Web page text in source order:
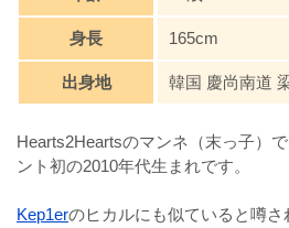
身長 165cm
出身地 韓国 慶尚南道
Hearts2Heartsのマンネ（末っ子）
ント初の2010年代生まれです。
Kep1erのヒカルにも似ていると噂